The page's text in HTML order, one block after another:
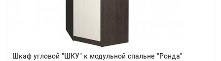
Шкаф угловой "ШКУ" к модульной спальне "Ронда"